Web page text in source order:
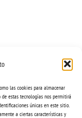
las cookies para almacenar
estas tecnologías nos permitirá
únicas en este sitio.
a ciertas características y